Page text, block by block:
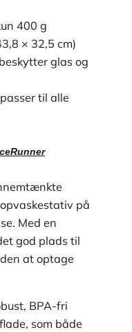
400 g
× 32,5 cm)
glas og
til alle
på
Med en
god plads til
at optage
BPA-fri
som både